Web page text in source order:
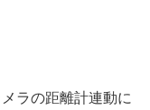
ラの距離計連動に